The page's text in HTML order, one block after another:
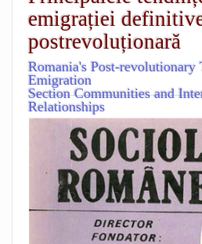
emigrației
postrevoluționară
Romania's Post-
Emigration
Section Communities and
Relationships